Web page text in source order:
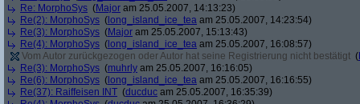
Re: MorphoSys (Major am 25.05.2007, 14:13:23)
Re(2): MorphoSys ( long_island_ice_tea am 25.05.2007, 14:23:54)
Re(3): MorphoSys (Major am 25.05.2007, 15:13:43)
Re(4): MorphoSys ( long_island_ice_tea am 25.05.2007, 16:08:57)
Vom Autor zurückgezogen oder Autor hat seine Registrierung nicht bestätigt (
Re(3): MorphoSys (muhrly am 25.05.2007, 16:16:05)
Re(6): MorphoSys ( long_island_ice_tea am 25.05.2007, 16:16:55)
Re(37): Raiffeisen INT (ducduc am 25.05.2007, 16:35:39)